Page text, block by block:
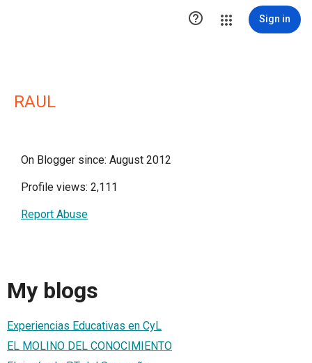
 Sign in
RAUL
On Blogger since: August 2012
Profile views: 2,111
Report Abuse
My blogs
Experiencias Educativas en CyL
EL MOLINO DEL CONOCIMIENTO